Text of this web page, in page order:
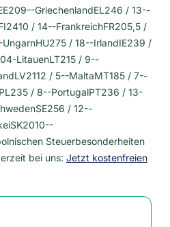
GriechenlandEL246 / 13--
/ 14--FrankreichFR205,5 /
UngarnHU275 / 18--IrlandIE239 /
LitauenLT215 / 9--
/ 5--MaltaMT185 / 7--
/ 8--PortugalPT236 / 13-
/ 12--
Steuerbesonderheiten
bei uns: Jetzt kostenfreien